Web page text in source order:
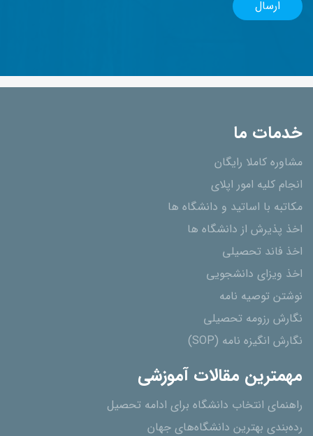
خدمات ما
مشاوره کاملا رایگان
انجام کلیه امور اپلای
مکاتبه با اساتید و دانشگاه ها
اخذ پذیرش از دانشگاه ھا
اخذ فاند تحصیلی
اخذ ویزای دانشجویی
نوشتن توصیه نامه
نگارش رزومه تحصیلی
نگارش انگیزه نامه (SOP)
مهمترین مقالات آموزشی
راهنمای انتخاب دانشگاه برای ادامه تحصیل
رده‌بندی بهترین دانشگاه‌های جهان